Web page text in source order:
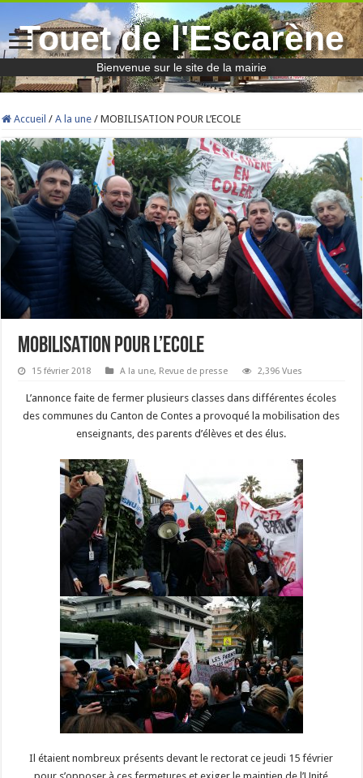
Touet de l'Escarène
Bienvenue sur le site de la mairie
Accueil / A la une / MOBILISATION POUR L’ECOLE
MOBILISATION POUR L’ECOLE
15 février 2018 A la une, Revue de presse 2,396 Vues
L’annonce faite de fermer plusieurs classes dans différentes écoles
des communes du Canton de Contes a provoqué la mobilisation des
enseignants, des parents d’élèves et des élus.
Il étaient nombreux présents devant le rectorat ce jeudi 15 février